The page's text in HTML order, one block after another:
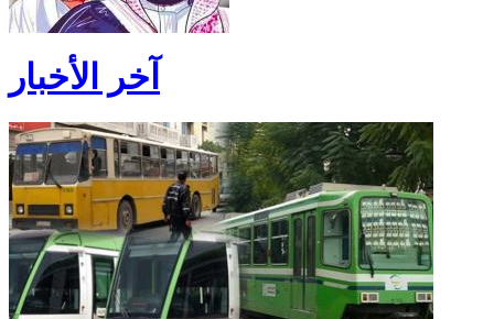
آخر الأخبار